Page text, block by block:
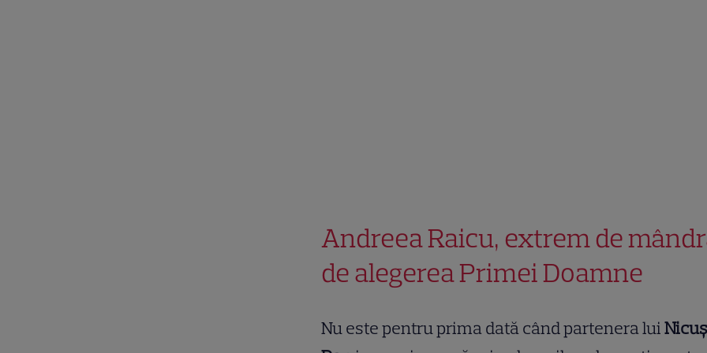
Andreea Raicu, extrem de
de alegerea Primei Doamne
Nu este pentru prima dată când partenera lui